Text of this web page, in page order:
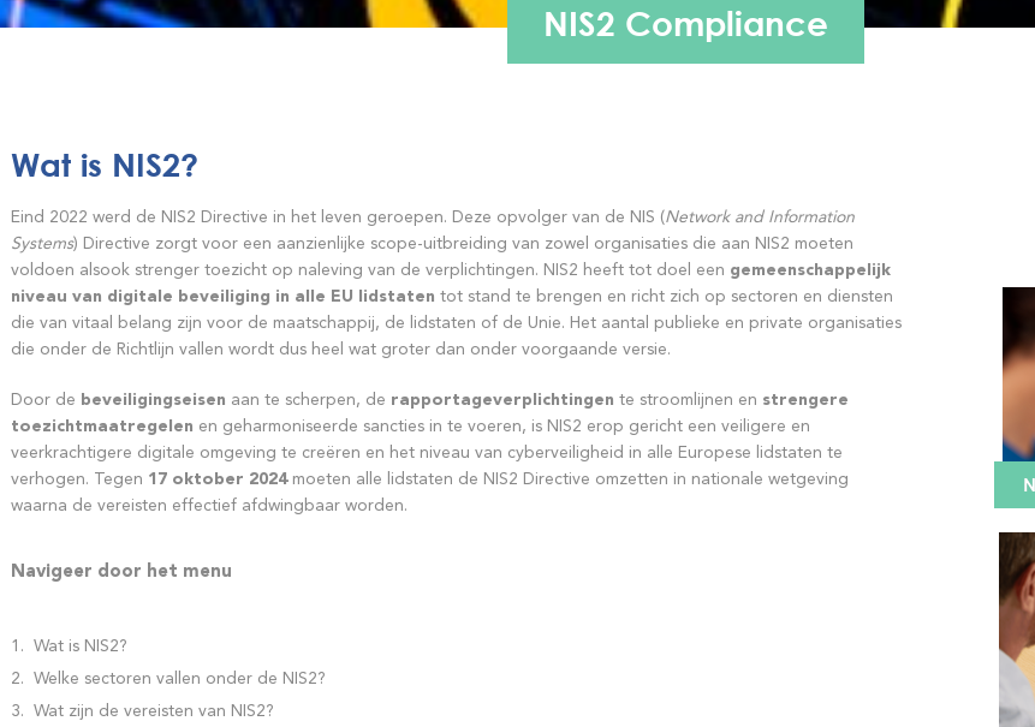
NIS2 Compliance
Wat is NIS2?
Eind 2022 werd de NIS2 Directive in het leven geroepen. Deze opvolger van de NIS (Network and Information
Systems) Directive zorgt voor een aanzienlijke scope-uitbreiding van zowel organisaties die aan NIS2 moeten
voldoen alsook strenger toezicht op naleving van de verplichtingen. NIS2 heeft tot doel een gemeenschappelijk
niveau van digitale beveiliging in alle EU lidstaten tot stand te brengen en richt zich op sectoren en diensten
die van vitaal belang zijn voor de maatschappij, de lidstaten of de Unie. Het aantal publieke en private organisaties
die onder de Richtlijn vallen wordt dus heel wat groter dan onder voorgaande versie.
Door de beveiligingseisen aan te scherpen, de rapportageverplichtingen te stroomlijnen en strengere
toezichtmaatregelen en geharmoniseerde sancties in te voeren, is NIS2 erop gericht een veiligere en
veerkrachtigere digitale omgeving te creëren en het niveau van cyberveiligheid in alle Europese lidstaten te
verhogen. Tegen 17 oktober 2024moeten alle lidstaten de NIS2 Directive omzetten in nationale wetgeving
waarna de vereisten effectief afdwingbaar worden.
Navigeer door het menu
Wat is NIS2?
Welke sectoren vallen onder de NIS2?
Wat zijn de vereisten van NIS2?